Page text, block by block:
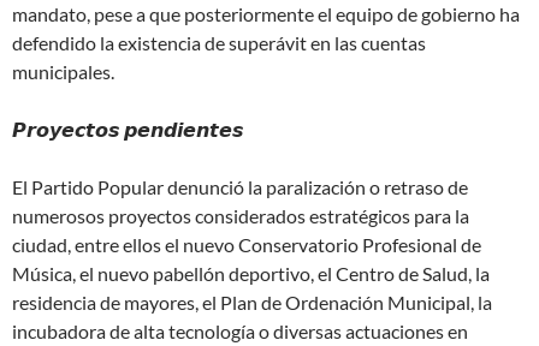
mandato, pese a que posteriormente el equipo de gobierno ha
defendido la existencia de superávit en las cuentas
municipales.
𝙋𝙧𝙤𝙮𝙚𝙘𝙩𝙤𝙨 𝙥𝙚𝙣𝙙𝙞𝙚𝙣𝙩𝙚𝙨
El Partido Popular denunció la paralización o retraso de
numerosos proyectos considerados estratégicos para la
ciudad, entre ellos el nuevo Conservatorio Profesional de
Música, el nuevo pabellón deportivo, el Centro de Salud, la
residencia de mayores, el Plan de Ordenación Municipal, la
incubadora de alta tecnología o diversas actuaciones en